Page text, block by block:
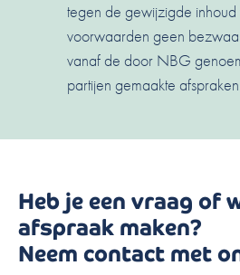
tegen de gewijzigde
voorwaarden geen
vanaf de door NBG
partijen gemaakte
Heb je een vraag of
afspraak maken?
Neem contact met